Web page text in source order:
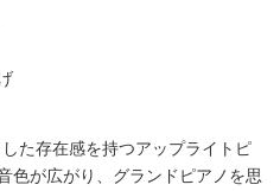
た存在感を持つアップライトピ
色が広がり、グランドピアノを思